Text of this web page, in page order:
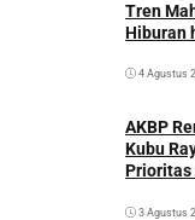
Tren
Hiburan
4 Agustus
AKBP
Kubu
Prioritas
3 Agustus